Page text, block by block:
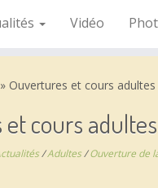
Vidéo
» Ouvertures et cours adultes
cours adultes
/Adultes/Ouverture de